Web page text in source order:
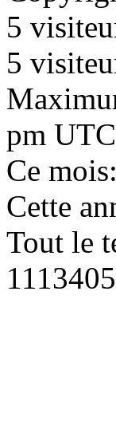
5
5
pm UTC
Ce
Cette
Tout le